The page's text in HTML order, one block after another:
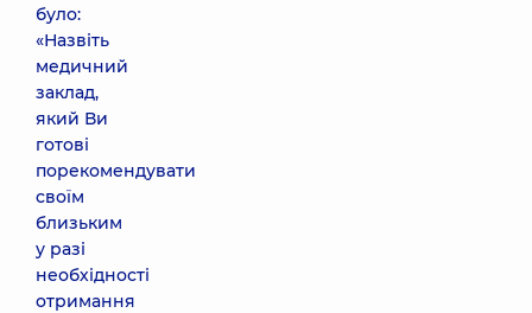
було:
«Назвіть
медичний
заклад,
який Ви
готові
порекомендувати
своїм
близьким
у разі
необхідності
отримання